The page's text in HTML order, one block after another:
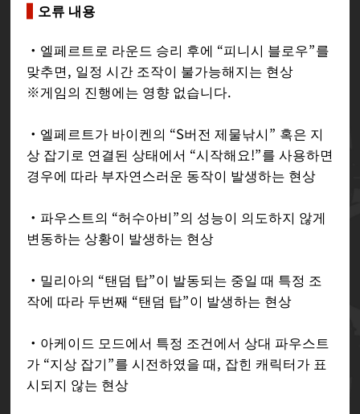
오류 내용
・엘페르트로 라운드 승리 후에 “피니시 블로우”를
맞추면, 일정 시간 조작이 불가능해지는 현상
※게임의 진행에는 영향 없습니다.
・엘페르트가 바이켄의 “S버전 제물낚시” 혹은 지
상 잡기로 연결된 상태에서 “시작해요!”를 사용하면
경우에 따라 부자연스러운 동작이 발생하는 현상
・파우스트의 “허수아비”의 성능이 의도하지 않게
변동하는 상황이 발생하는 현상
・밀리아의 “탠덤 탑”이 발동되는 중일 때 특정 조
작에 따라 두번째 “탠덤 탑”이 발생하는 현상
・아케이드 모드에서 특정 조건에서 상대 파우스트
가 “지상 잡기”를 시전하였을 때, 잡힌 캐릭터가 표
시되지 않는 현상